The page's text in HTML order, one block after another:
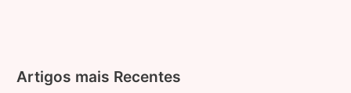
Artigos mais Recentes